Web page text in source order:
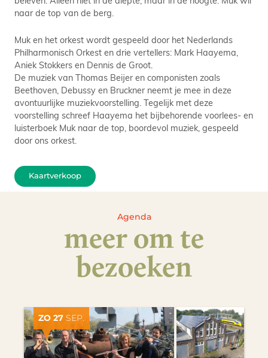
naar de top van de berg.
Muk en het orkest wordt gespeeld door het Nederlands
Philharmonisch Orkest en drie vertellers: Mark Haayema,
Aniek Stokkers en Dennis de Groot.
De muziek van Thomas Beijer en componisten zoals
Beethoven, Debussy en Bruckner neemt je mee in deze
avontuurlijke muziekvoorstelling. Tegelijk met deze
voorstelling schreef Haayema het bijbehorende voorlees- en
luisterboek Muk naar de top, boordevol muziek, gespeeld
door ons orkest.
Kaartverkoop
Agenda
meer om te
bezoeken
ZO 27 SEP.